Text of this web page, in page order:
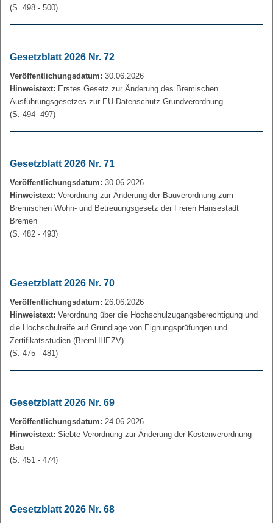
(S. 498 - 500)
Gesetzblatt 2026 Nr. 72
Veröffentlichungsdatum: 30.06.2026
Hinweistext: Erstes Gesetz zur Änderung des Bremischen
Ausführungsgesetzes zur EU-Datenschutz-Grundverordnung
(S. 494 -497)
Gesetzblatt 2026 Nr. 71
Veröffentlichungsdatum: 30.06.2026
Hinweistext: Verordnung zur Änderung der Bauverordnung zum
Bremischen Wohn- und Betreuungsgesetz der Freien Hansestadt
Bremen
(S. 482 - 493)
Gesetzblatt 2026 Nr. 70
Veröffentlichungsdatum: 26.06.2026
Hinweistext: Verordnung über die Hochschulzugangsberechtigung und
die Hochschulreife auf Grundlage von Eignungsprüfungen und
Zertifikatsstudien (BremHHEZV)
(S. 475 - 481)
Gesetzblatt 2026 Nr. 69
Veröffentlichungsdatum: 24.06.2026
Hinweistext: Siebte Verordnung zur Änderung der Kostenverordnung
Bau
(S. 451 - 474)
Gesetzblatt 2026 Nr. 68